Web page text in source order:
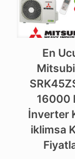
En
16000
İnverter
iklimsa